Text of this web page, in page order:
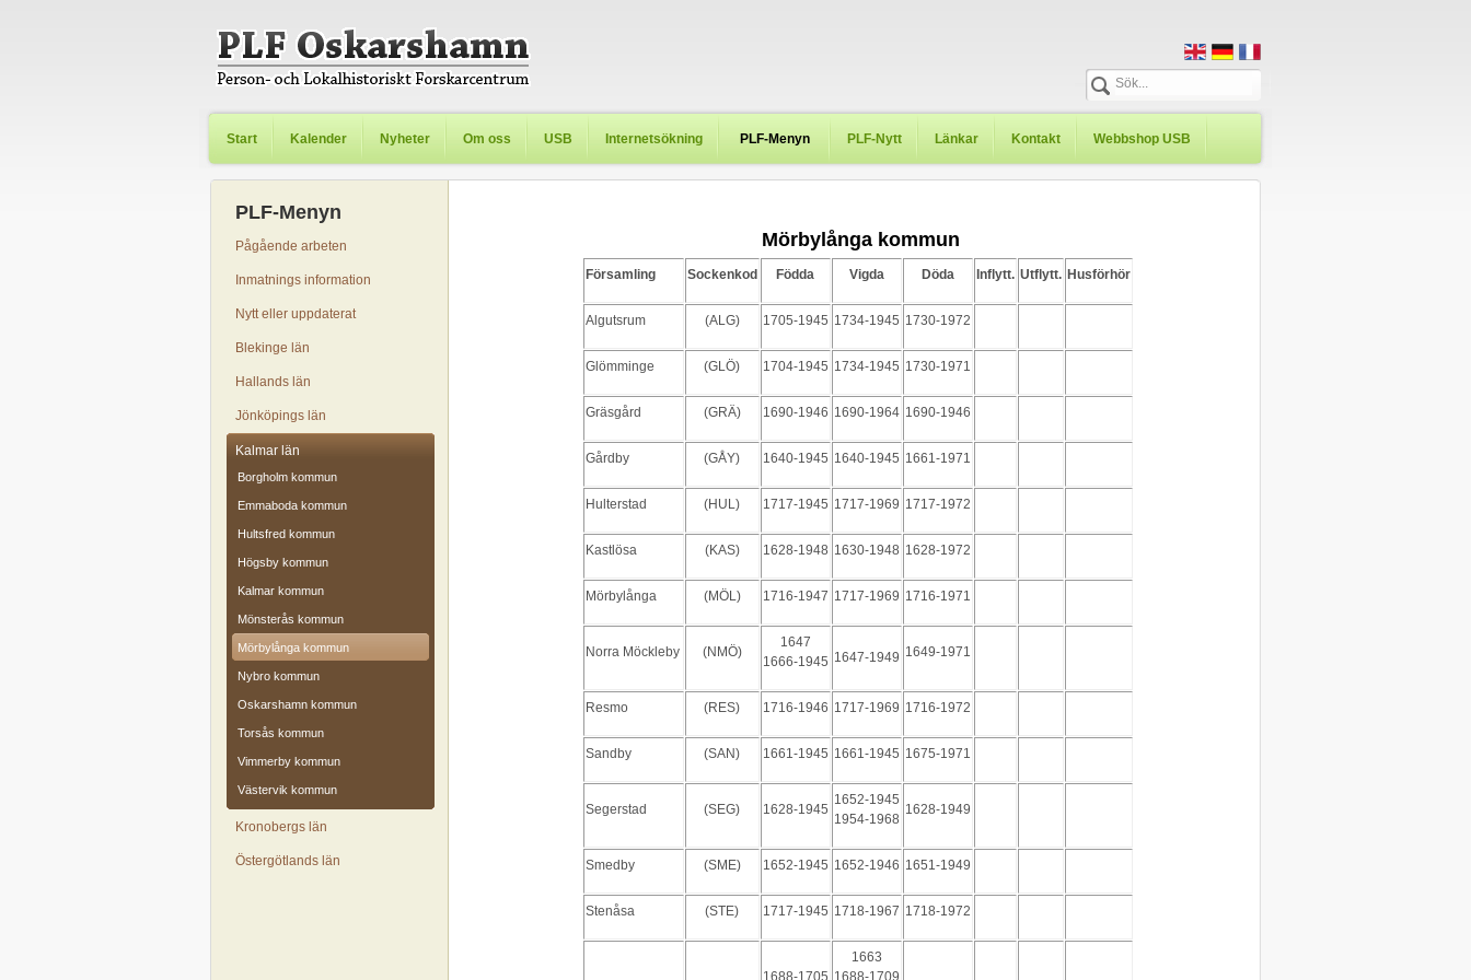
Start Kalender Nyheter Om oss USB Internetsökning PLF-Menyn PLF-Nytt Länkar Kontakt Webbshop USB
PLF-Menyn
Pågående arbeten
Inmatnings information
Nytt eller uppdaterat
Blekinge län
Hallands län
Jönköpings län
Kalmar län
Borgholm kommun
Emmaboda kommun
Hultsfred kommun
Högsby kommun
Kalmar kommun
Mönsterås kommun
Mörbylånga kommun
Nybro kommun
Oskarshamn kommun
Torsås kommun
Vimmerby kommun
Västervik kommun
Kronobergs län
Östergötlands län
Mörbylånga kommun
Församling Sockenkod Födda Vigda Döda Inflytt. Utflytt. Husförhör
Algutsrum (ALG) 1705-1945 1734-1945 1730-1972
Glömminge (GLÖ) 1704-1945 1734-1945 1730-1971
Gräsgård (GRÄ) 1690-1946 1690-1964 1690-1946
Gårdby (GÅY) 1640-1945 1640-1945 1661-1971
Hulterstad (HUL) 1717-1945 1717-1969 1717-1972
Kastlösa (KAS) 1628-1948 1630-1948 1628-1972
Mörbylånga (MÖL) 1716-1947 1717-1969 1716-1971
Norra Möckleby (NMÖ)
1647
1666-1945 1647-1949 1649-1971
Resmo (RES) 1716-1946 1717-1969 1716-1972
Sandby (SAN) 1661-1945 1661-1945 1675-1971
Segerstad (SEG) 1628-1945
1652-1945
1954-1968
1628-1949
Smedby (SME) 1652-1945 1652-1946 1651-1949
Stenåsa (STE) 1717-1945 1718-1967 1718-1972
1688-1705
1663
1688-1709